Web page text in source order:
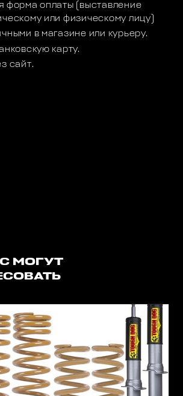
форма оплаты (выставление
или физическому лицу)
в магазине или курьеру.
карту.
сайт.
МОГУТ